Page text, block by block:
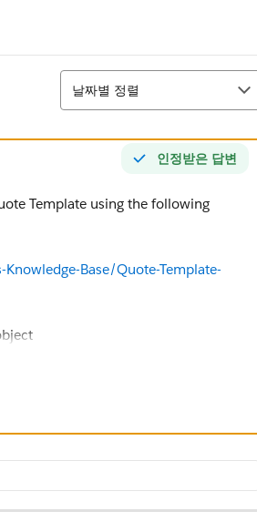
정렬
날짜별 정렬
인정받은 답변
Template using the following
Base/Quote-Template-
Documents/m-
field on the Quote. When the
Quote template. When contracted, null
your available quotes (ie Quote and